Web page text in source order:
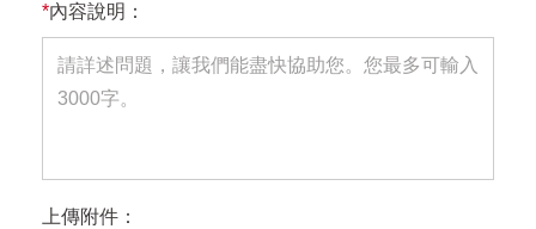
*內容說明：
上傳附件：